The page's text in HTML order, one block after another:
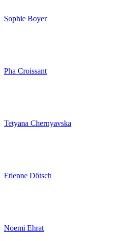
Sophie Boyer
Pha Croissant
Tetyana Chernyavska
Etienne Dötsch
Noemi Ehrat